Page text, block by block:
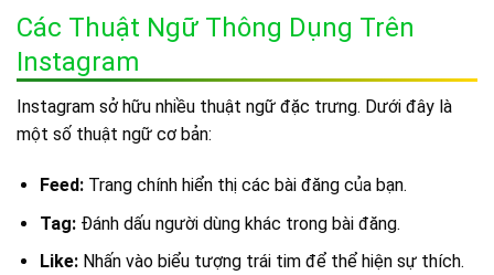
Các Thuật Ngữ Thông Dụng Trên
Instagram
Instagram sở hữu nhiều thuật ngữ đặc trưng. Dưới đây là
một số thuật ngữ cơ bản:
Feed:Trang chính hiển thị các bài đăng của bạn.
Tag:Đánh dấu người dùng khác trong bài đăng.
Like:Nhấn vào biểu tượng trái tim để thể hiện sự thích.